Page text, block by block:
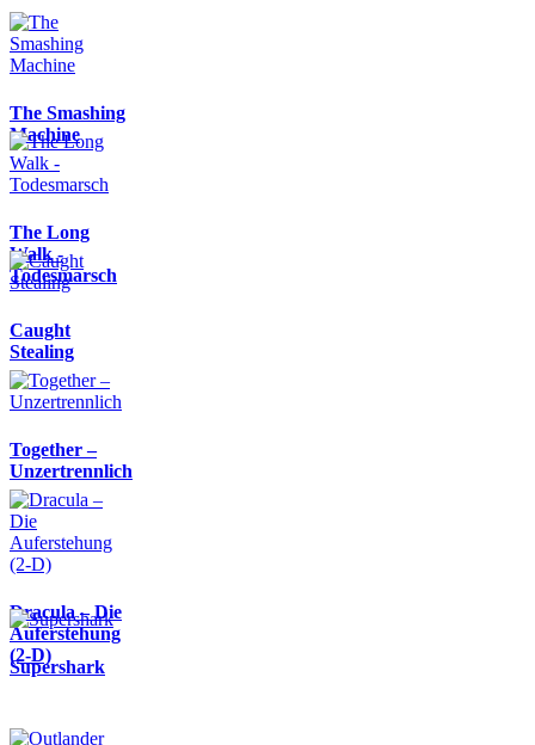
The Smashing
Machine
The Long
Walk -
Todesmarsch
Caught
Stealing
Together –
Unzertrennlich
Dracula – Die
Auferstehung
(2-D)
Supershark